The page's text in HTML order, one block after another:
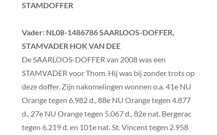
STAMDOFFER
Vader: NL08-1486786SAARLOOS-DOFFER,
STAMVADER HOK VAN DEE
De SAARLOOS-DOFFER van 2008 was een
STAMVADER voor Thom. Hij was bij zonder trots op
deze doffer. Zijn nakomelingen wonnen o.a. 41e NU
Orange tegen 6.982 d., 88e NU Orange tegen 4.877
d., 27e NU Orange tegen 5.067 d., 82e nat. Bergerac
tegen 6.219 d. en 101e nat. St. Vincent tegen 2.958